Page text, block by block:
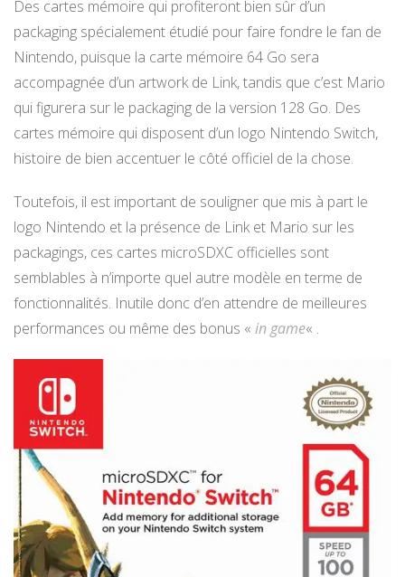
Des cartes mémoire qui profiteront bien sûr d’un
packaging spécialement étudié pour faire fondre le fan de
Nintendo, puisque la carte mémoire 64 Go sera
accompagnée d’un artwork de Link, tandis que c’est Mario
qui figurera sur le packaging de la version 128 Go. Des
cartes mémoire qui disposent d’un logo Nintendo Switch,
histoire de bien accentuer le côté officiel de la chose.
Toutefois, il est important de souligner que mis à part le
logo Nintendo et la présence de Link et Mario sur les
packagings, ces cartes microSDXC officielles sont
semblables à n’importe quel autre modèle en terme de
fonctionnalités. Inutile donc d’en attendre de meilleures
performances ou même des bonus « in game« .